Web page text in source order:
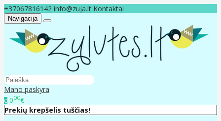
+37067816142 info@zuja.lt Kontaktai
Navigacija
Mano paskyra
0 000€
Prekių krepšelis tuščias!